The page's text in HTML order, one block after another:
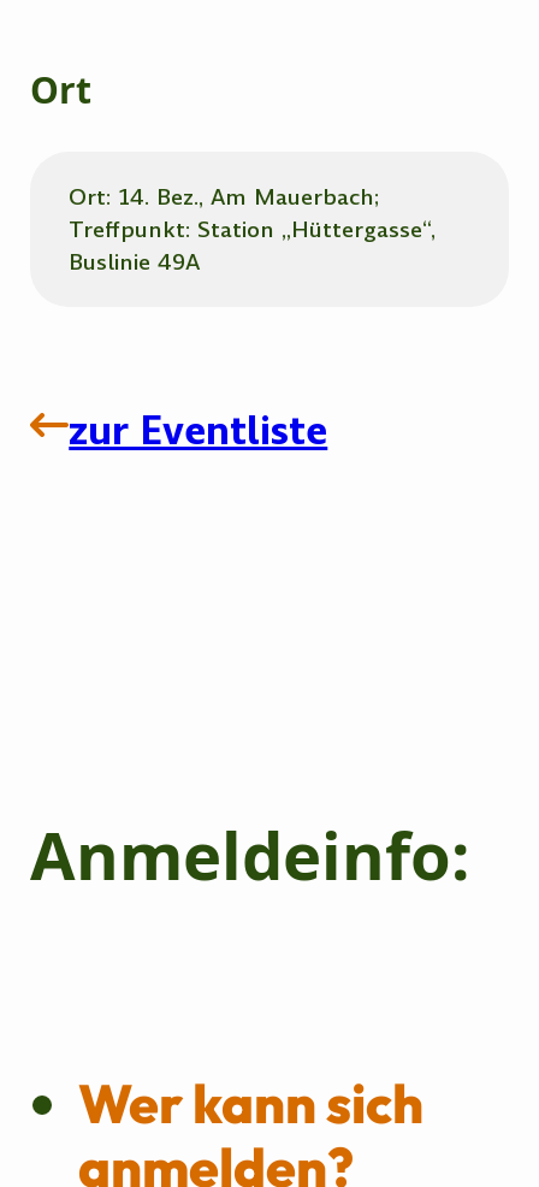
Ort
Ort: 14. Bez., Am Mauerbach;
Treffpunkt: Station „Hüttergasse“,
Buslinie 49A
zur Eventliste
Anmeldeinfo:
Wer kann sich
anmelden?